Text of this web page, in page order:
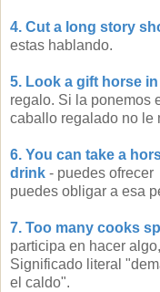
4. Cut a long story
estas hablando.
5. Look a gift horse
regalo. Si la ponemos
caballo regalado no le
6. You can take a
drink - puedes
puedes obligar a esa
7. Too many cooks
participa en hacer
Significado literal
el caldo".